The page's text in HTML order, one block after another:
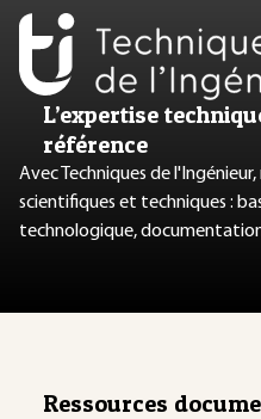
L’expertise
référence
Avec Techniques de
scientifiques et techniques :
technologique,
Ressources